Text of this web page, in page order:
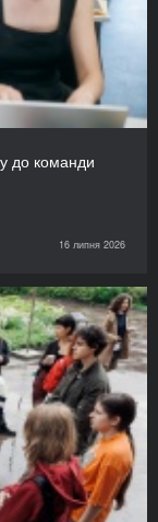
до команди
16 липня 2026